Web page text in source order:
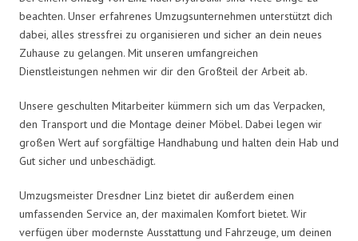
beachten. Unser erfahrenes Umzugsunternehmen unterstützt dich
dabei, alles stressfrei zu organisieren und sicher an dein neues
Zuhause zu gelangen. Mit unseren umfangreichen
Dienstleistungen nehmen wir dir den Großteil der Arbeit ab.
Unsere geschulten Mitarbeiter kümmern sich um das Verpacken,
den Transport und die Montage deiner Möbel. Dabei legen wir
großen Wert auf sorgfältige Handhabung und halten dein Hab und
Gut sicher und unbeschädigt.
Umzugsmeister Dresdner Linz bietet dir außerdem einen
umfassenden Service an, der maximalen Komfort bietet. Wir
verfügen über modernste Ausstattung und Fahrzeuge, um deinen